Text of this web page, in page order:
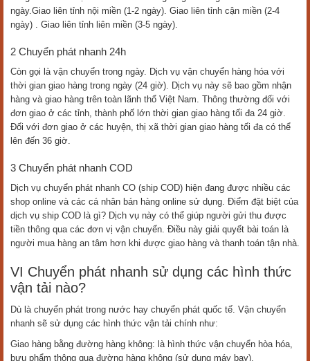
ngày.Giao liên tỉnh nội miền (1-2 ngày). Giao liên tỉnh cận miền (2-4
ngày) . Giao liên tỉnh liên miền (3-5 ngày).
2 Chuyển phát nhanh 24h
Còn gọi là vận chuyển trong ngày. Dịch vụ vận chuyển hàng hóa với
thời gian giao hàng trong ngày (24 giờ). Dịch vụ này sẽ bao gồm nhận
hàng và giao hàng trên toàn lãnh thổ Việt Nam. Thông thường đối với
đơn giao ở các tỉnh, thành phố lớn thời gian giao hàng tối đa 24 giờ.
Đối với đơn giao ở các huyện, thị xã thời gian giao hàng tối đa có thể
lên đến 36 giờ.
3 Chuyển phát nhanh COD
Dịch vụ chuyển phát nhanh CO (ship COD) hiện đang được nhiều các
shop online và các cá nhân bán hàng online sử dụng. Điểm đặt biệt của
dịch vụ ship COD là gì? Dịch vụ này có thể giúp người gửi thu được
tiền thông qua các đơn vị vận chuyển. Điều này giải quyết bài toán là
người mua hàng an tâm hơn khi được giao hàng và thanh toán tận nhà.
VI Chuyển phát nhanh sử dụng các hình thức
vận tải nào?
Dù là chuyển phát trong nước hay chuyển phát quốc tế. Vận chuyển
nhanh sẽ sử dụng các hình thức vận tải chính như:
Giao hàng bằng đường hàng không: là hình thức vận chuyển hòa hóa,
bưu phẩm thông qua đường hàng không (sử dụng máy bay).